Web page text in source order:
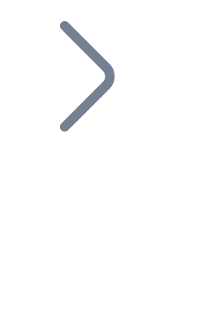
Bitnovo
dans votre entreprise et
votre écosystème.
de distributeurs et
projet à notre service